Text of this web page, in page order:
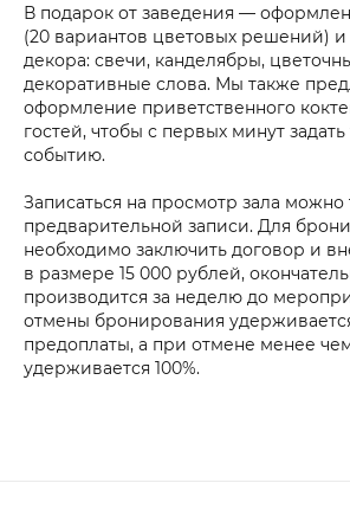
В подарок от заведения —
(20 вариантов цветовых решений)
декора: свечи, канделябры,
декоративные слова. Мы также
оформление приветственного
гостей, чтобы с первых минут
событию.
Записаться на просмотр зала можно
предварительной записи. Для
необходимо заключить договор и
в размере 15 000 рублей,
производится за неделю до
отмены бронирования
предоплаты, а при отмене менее
удерживается 100%.